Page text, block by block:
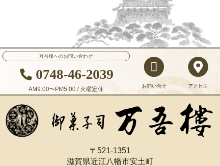
万吾樓へのお問い合わせ
0748-46-2039
AM9:00〜PM5:00 / 火曜定休 お問い合せ アクセス
〒521-1351
滋賀県近江八幡市安土町